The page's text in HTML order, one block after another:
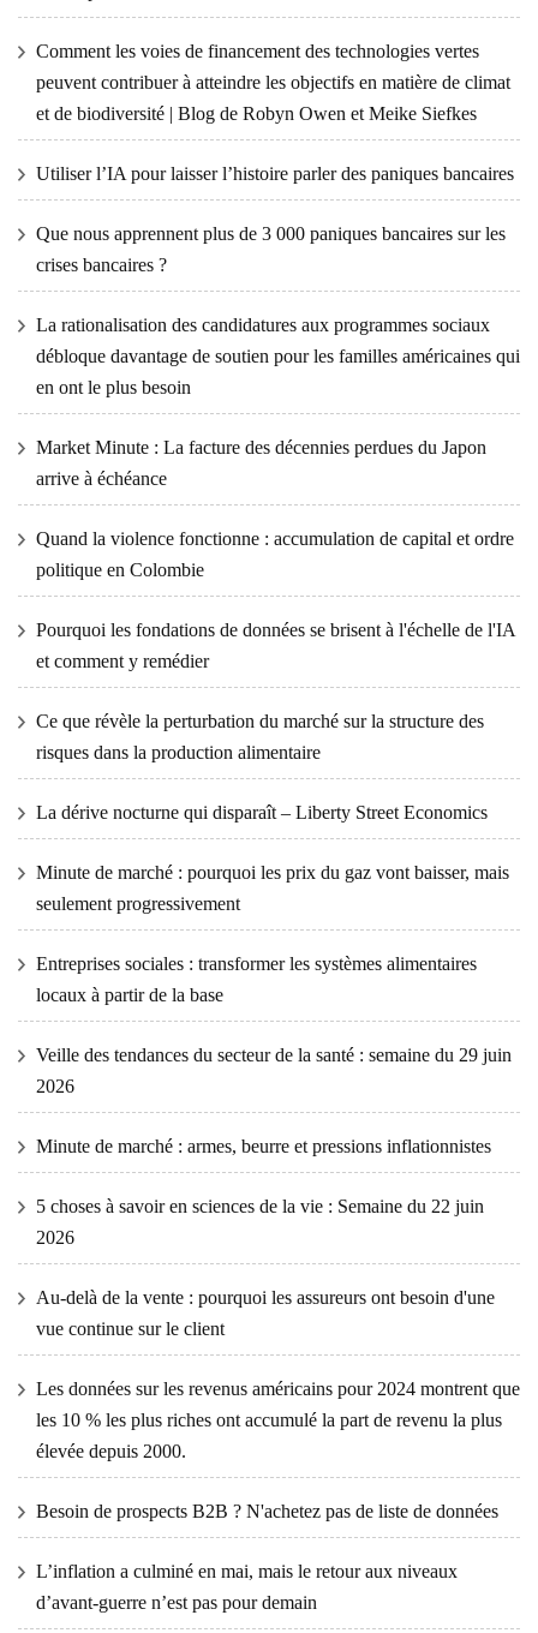
Comment les voies de financement des technologies vertes
peuvent contribuer à atteindre les objectifs en matière de climat
et de biodiversité | Blog de Robyn Owen et Meike Siefkes
Utiliser l’IA pour laisser l’histoire parler des paniques bancaires
Que nous apprennent plus de 3 000 paniques bancaires sur les
crises bancaires ?
La rationalisation des candidatures aux programmes sociaux
débloque davantage de soutien pour les familles américaines qui
en ont le plus besoin
Market Minute : La facture des décennies perdues du Japon
arrive à échéance
Quand la violence fonctionne : accumulation de capital et ordre
politique en Colombie
Pourquoi les fondations de données se brisent à l'échelle de l'IA
et comment y remédier
Ce que révèle la perturbation du marché sur la structure des
risques dans la production alimentaire
La dérive nocturne qui disparaît – Liberty Street Economics
Minute de marché : pourquoi les prix du gaz vont baisser, mais
seulement progressivement
Entreprises sociales : transformer les systèmes alimentaires
locaux à partir de la base
Veille des tendances du secteur de la santé : semaine du 29 juin
2026
Minute de marché : armes, beurre et pressions inflationnistes
5 choses à savoir en sciences de la vie : Semaine du 22 juin
2026
Au-delà de la vente : pourquoi les assureurs ont besoin d'une
vue continue sur le client
Les données sur les revenus américains pour 2024 montrent que
les 10 % les plus riches ont accumulé la part de revenu la plus
élevée depuis 2000.
Besoin de prospects B2B ? N'achetez pas de liste de données
L’inflation a culminé en mai, mais le retour aux niveaux
d’avant-guerre n’est pas pour demain